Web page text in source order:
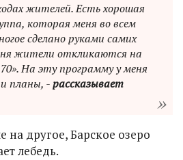
жителей. Есть хорошая
которая меня во всем
сделано руками самих
жители откликаются на
На эту программу у меня
планы, -рассказывает
на другое, Барское озеро
лебедь.